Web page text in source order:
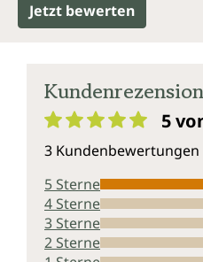
Jetzt bewerten
5
3 Kundenbewertungen
5 Sterne
4 Sterne
3 Sterne
2 Sterne